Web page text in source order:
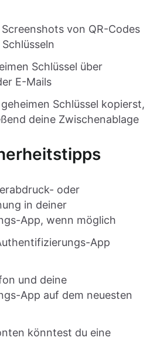
von QR-Codes
Schlüssel über
E-Mails
Schlüssel kopierst,
deine Zwischenablage
oder
in deiner
App, wenn möglich
App
und deine
App auf dem neuesten
könntest du eine